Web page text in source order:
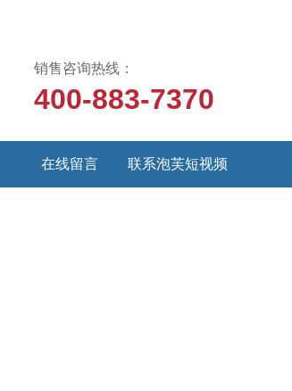
销售咨询热线：
400-883-7370
在线留言 联系泡芙短视频